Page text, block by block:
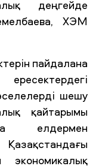
деңгейде
ХЭМ
пайдалана
шешу
қайтарымы
елдермен
экономикалық